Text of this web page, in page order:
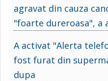
agravat din cauza
"foarte dureroasa", a
A activat "Alerta
fost furat din
dupa